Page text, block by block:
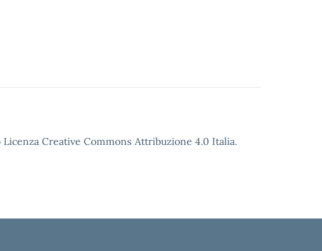
Creative Commons Attribuzione 4.0 Italia.